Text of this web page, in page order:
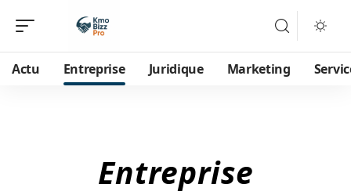
Actu Entreprise Juridique Marketing
Entreprise